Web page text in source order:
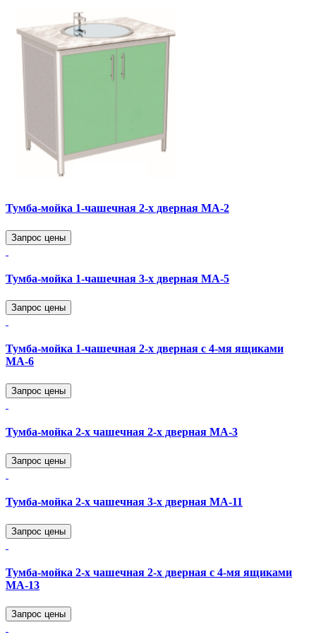
Тумба-мойка 1-чашечная 2-х дверная МА-2
Запрос цены
Тумба-мойка 1-чашечная 3-х дверная МА-5
Запрос цены
Тумба-мойка 1-чашечная 2-х дверная с 4-мя ящиками
МА-6
Запрос цены
Тумба-мойка 2-х чашечная 2-х дверная МА-3
Запрос цены
Тумба-мойка 2-х чашечная 3-х дверная МА-11
Запрос цены
Тумба-мойка 2-х чашечная 2-х дверная с 4-мя ящиками
МА-13
Запрос цены